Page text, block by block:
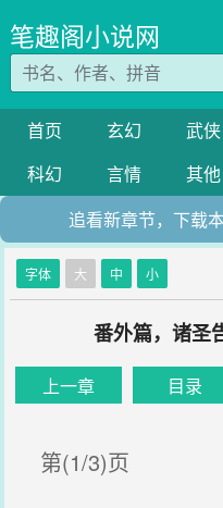
笔趣阁小说网
首页 玄幻 武侠
科幻
言情 其他
追看新章节，下载
字体 大 中 小
番外篇，诸圣
上一章 目录
第(1/3)页